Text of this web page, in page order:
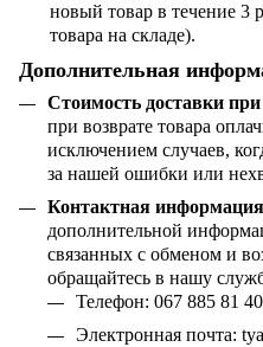
новый товар в течение 3
товара на складе).
Дополнительная
Стоимость доставки при
при возврате товара
исключением случаев,
за нашей ошибки или
Контактная информация
дополнительной
связанных с обменом и
обращайтесь в нашу
Телефон: 067 885 81 40
Электронная почта: